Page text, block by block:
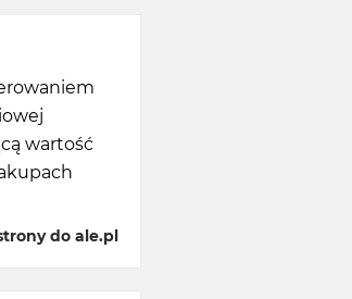
wartość
do ale.pl